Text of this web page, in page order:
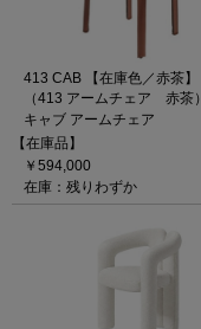
413 CAB 【在庫色／赤茶】
（413 アームチェア 赤茶）
キャブ アームチェア
【在庫品】
￥594,000
在庫：残りわずか